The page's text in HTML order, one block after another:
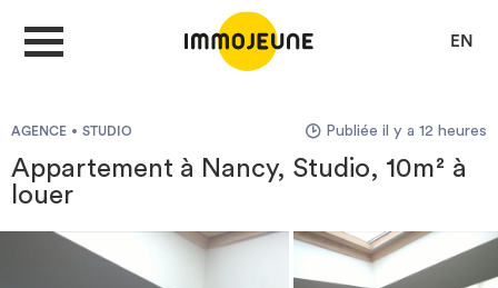
EN
AGENCE STUDIO Publiée il y a 12 heures
Appartement à Nancy, Studio, 10m² à
louer